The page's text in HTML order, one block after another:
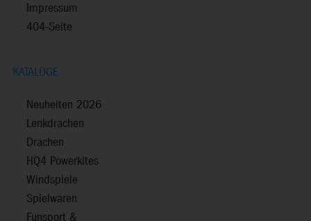
Impressum
404-Seite
KATALOGE
Neuheiten 2026
Lenkdrachen
Drachen
HQ4 Powerkites
Windspiele
Spielwaren